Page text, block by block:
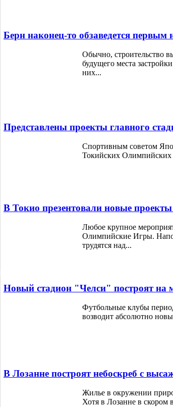
Берн наконец-то обзаведется первым
Обычно, строительство
будущего места
них...
Представлены проекты главного
Спортивным советом
Токийских Олимпийских
В Токио презентовали новые
Любое крупное
Олимпийские Игры.
трудятся над...
Новый стадион "Челси" построят на
Футбольные клубы
возводит абсолютно
В Лозанне построят небоскреб с
Жилье в окружении
Хотя в Лозанне в скором